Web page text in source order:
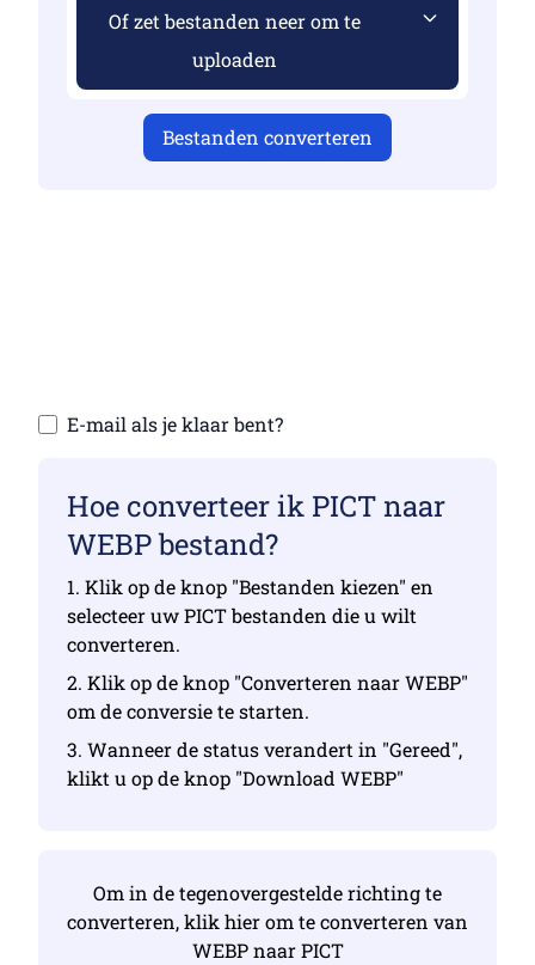
Of zet bestanden neer om te
uploaden
Bestanden converteren
E-mail als je klaar bent?
Hoe converteer ik PICT naar
WEBP bestand?
1. Klik op de knop "Bestanden kiezen" en
selecteer uw PICT bestanden die u wilt
converteren.
2. Klik op de knop "Converteren naar WEBP"
om de conversie te starten.
3. Wanneer de status verandert in "Gereed",
klikt u op de knop "Download WEBP"
Om in de tegenovergestelde richting te
converteren, klik hier om te converteren van
WEBP naar PICT